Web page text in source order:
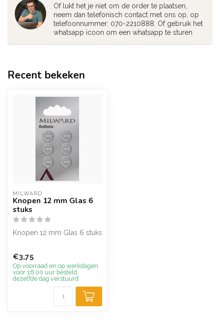
Of lukt het je niet om de order te plaatsen,
neem dan telefonisch contact met ons op, op
telefoonnummer: 070-2210888. Of gebruik het
whatsapp icoon om een whatsapp te sturen
Recent bekeken
MILWARD
Knopen 12 mm Glas 6
stuks
Knopen 12 mm Glas 6 stuks
€3,75
Op voorraad en op werkdagen
voor 16.00 uur besteld,
dezelfde dag verstuurd